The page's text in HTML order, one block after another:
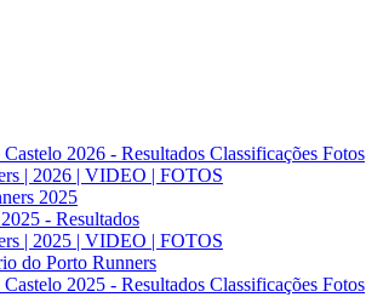
2026 - Resultados Classificações Fotos
| 2026 | VIDEO | FOTOS
2025
- Resultados
| 2025 | VIDEO | FOTOS
do Porto Runners
2025 - Resultados Classificações Fotos